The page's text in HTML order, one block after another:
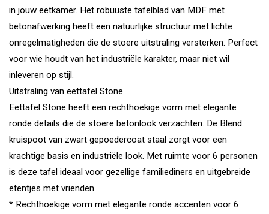
in jouw eetkamer. Het robuuste tafelblad van MDF met
betonafwerking heeft een natuurlijke structuur met lichte
onregelmatigheden die de stoere uitstraling versterken. Perfect
voor wie houdt van het industriële karakter, maar niet wil
inleveren op stijl.
Uitstraling van eettafel Stone
Eettafel Stone heeft een rechthoekige vorm met elegante
ronde details die de stoere betonlook verzachten. De Blend
kruispoot van zwart gepoedercoat staal zorgt voor een
krachtige basis en industriële look. Met ruimte voor 6 personen
is deze tafel ideaal voor gezellige familiediners en uitgebreide
etentjes met vrienden.
* Rechthoekige vorm met elegante ronde accenten voor 6